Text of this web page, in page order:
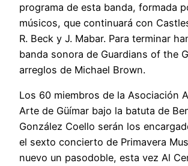
programa de esta banda, formada
músicos, que continuará con
R. Beck y J. Mabar. Para terminar
banda sonora de Guardians of the
arreglos de Michael Brown.
Los 60 miembros de la Asociación
Arte de Güímar bajo la batuta de
González Coello serán los
el sexto concierto de Primavera
nuevo un pasodoble, esta vez Al